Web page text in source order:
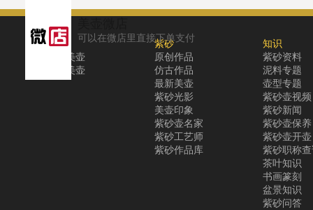
可以在微店里直接下单支付
关于
关于美壶
联系美壶
紫砂
原创作品
仿古作品
最新美壶
紫砂光影
美壶印象
紫砂壶名家
紫砂工艺师
紫砂作品库
知识
紫砂资料
泥料专题
壶型专题
紫砂壶视频
紫砂新闻
紫砂壶保养
紫砂壶开壶
紫砂职称
茶叶知识
书画篆刻
盆景知识
紫砂问答